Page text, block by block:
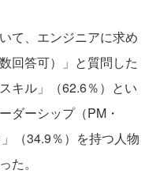
て、エンジニアに求め
回答可）」と質問した
キル」（62.6％）とい
ダーシップ（PM・
（34.9％）を持つ人物
た。